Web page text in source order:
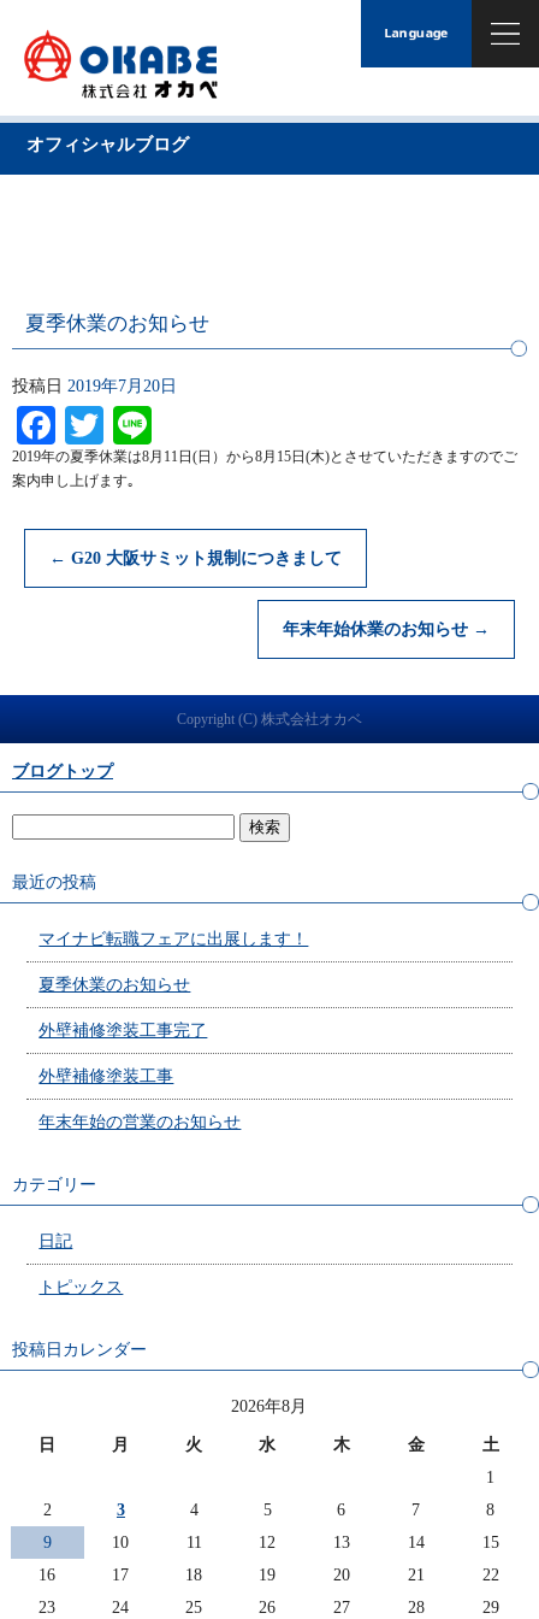
オフィシャルブログ
夏季休業のお知らせ
投稿日 2019年7月20日
Facebook
Twitter
2019年の夏季休業は8月11日(日）から8月15日(木)とさせていただきますのでご
案内申し上げます｡
← G20 大阪サミット規制につきまして
年末年始休業のお知らせ →
Copyright (C) 株式会社オカベ
ブログトップ
最近の投稿
マイナビ転職フェアに出展します！
夏季休業のお知らせ
外壁補修塗装工事完了
外壁補修塗装工事
年末年始の営業のお知らせ
カテゴリー
日記
トピックス
投稿日カレンダー
2026年8月
日 月 火 水 木 金
土
1
2
3 4 5 6 7
8
9
10 11 12 13 14
15
16
17 18 19 20 21
22
23
24 25 26 27 28 29